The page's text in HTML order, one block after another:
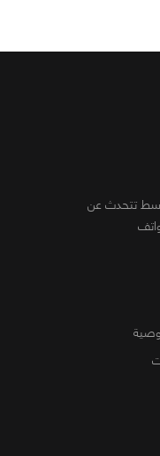
تتحدث عن